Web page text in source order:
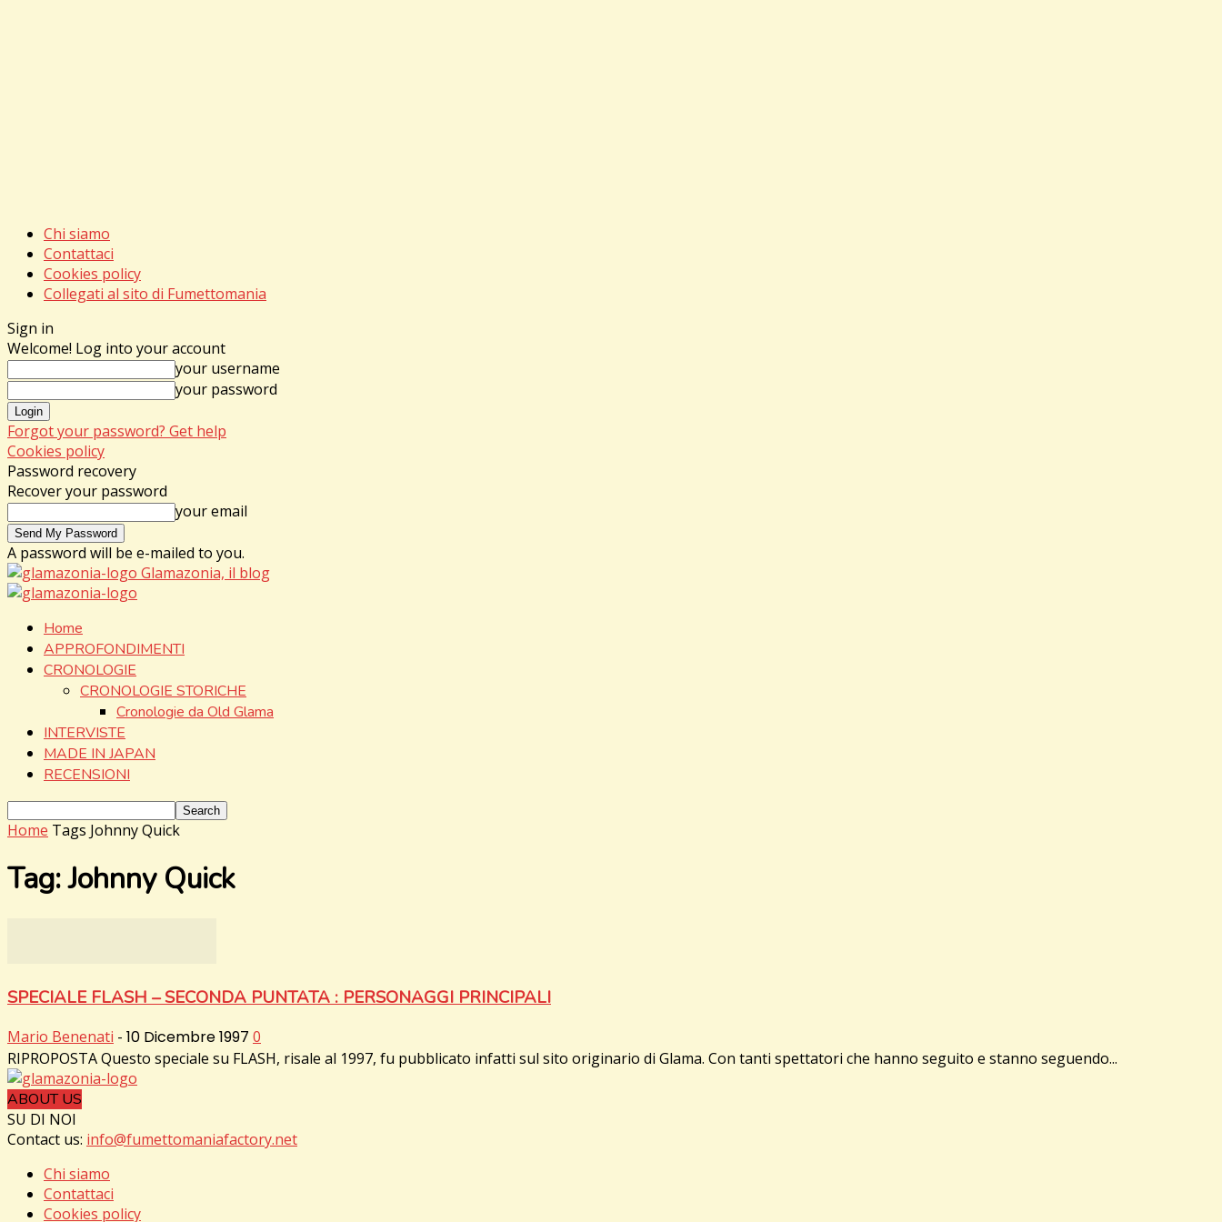
Chi siamo
Contattaci
Cookies policy
Collegati al sito di Fumettomania
Sign in
Welcome! Log into your account
your username
your password
Forgot your password? Get help
Cookies policy
Password recovery
Recover your password
your email
A password will be e-mailed to you.
Glamazonia, il blog
Home
APPROFONDIMENTI
CRONOLOGIE
CRONOLOGIE STORICHE
Cronologie da Old Glama
INTERVISTE
MADE IN JAPAN
RECENSIONI
Home Tags Johnny Quick
Tag: Johnny Quick
SPECIALE FLASH – SECONDA PUNTATA : PERSONAGGI PRINCIPALI
Mario Benenati - 10 Dicembre 1997 0
RIPROPOSTA Questo speciale su FLASH, risale al 1997, fu pubblicato infatti sul sito originario di Glama. Con tanti spettatori che hanno seguito e stanno seguendo...
ABOUT US
SU DI NOI
Contact us: info@fumettomaniafactory.net
Chi siamo
Contattaci
Cookies policy